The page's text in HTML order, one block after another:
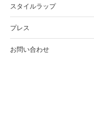
スタイルラップ
プレス
お問い合わせ